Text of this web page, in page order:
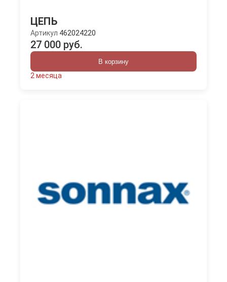
ЦЕПЬ
Артикул 462024220
27 000 руб.
В корзину
2 месяца